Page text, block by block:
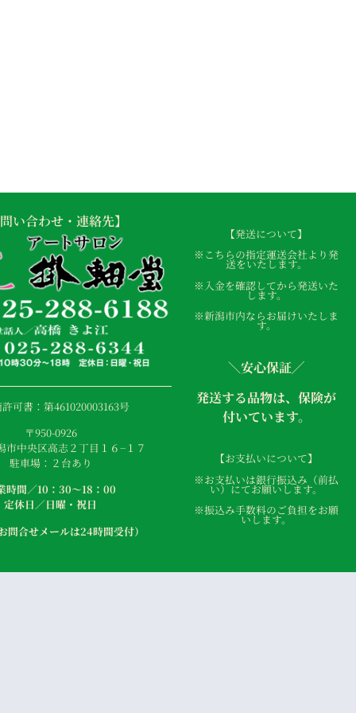
い合わせ・連絡先】
可書：第461020003163号
〒950-0926
市中央区高志２丁目１６−１７
駐車場：２台あり
時間／10：30〜18：00
定休日／日曜・祝日
問合せメールは24時間受付）
【発送について】
※こちらの指定運送会社より発
送をいたします。
※入金を確認してから発送いた
します。
※新潟市内ならお届けいたしま
す。
＼安心保証╱
発送する品物は、保険が
付いています。
【お支払いについて】
※お支払いは銀行振込み（前払
い）にてお願いします。
※振込み手数料のご負担をお願
いします。